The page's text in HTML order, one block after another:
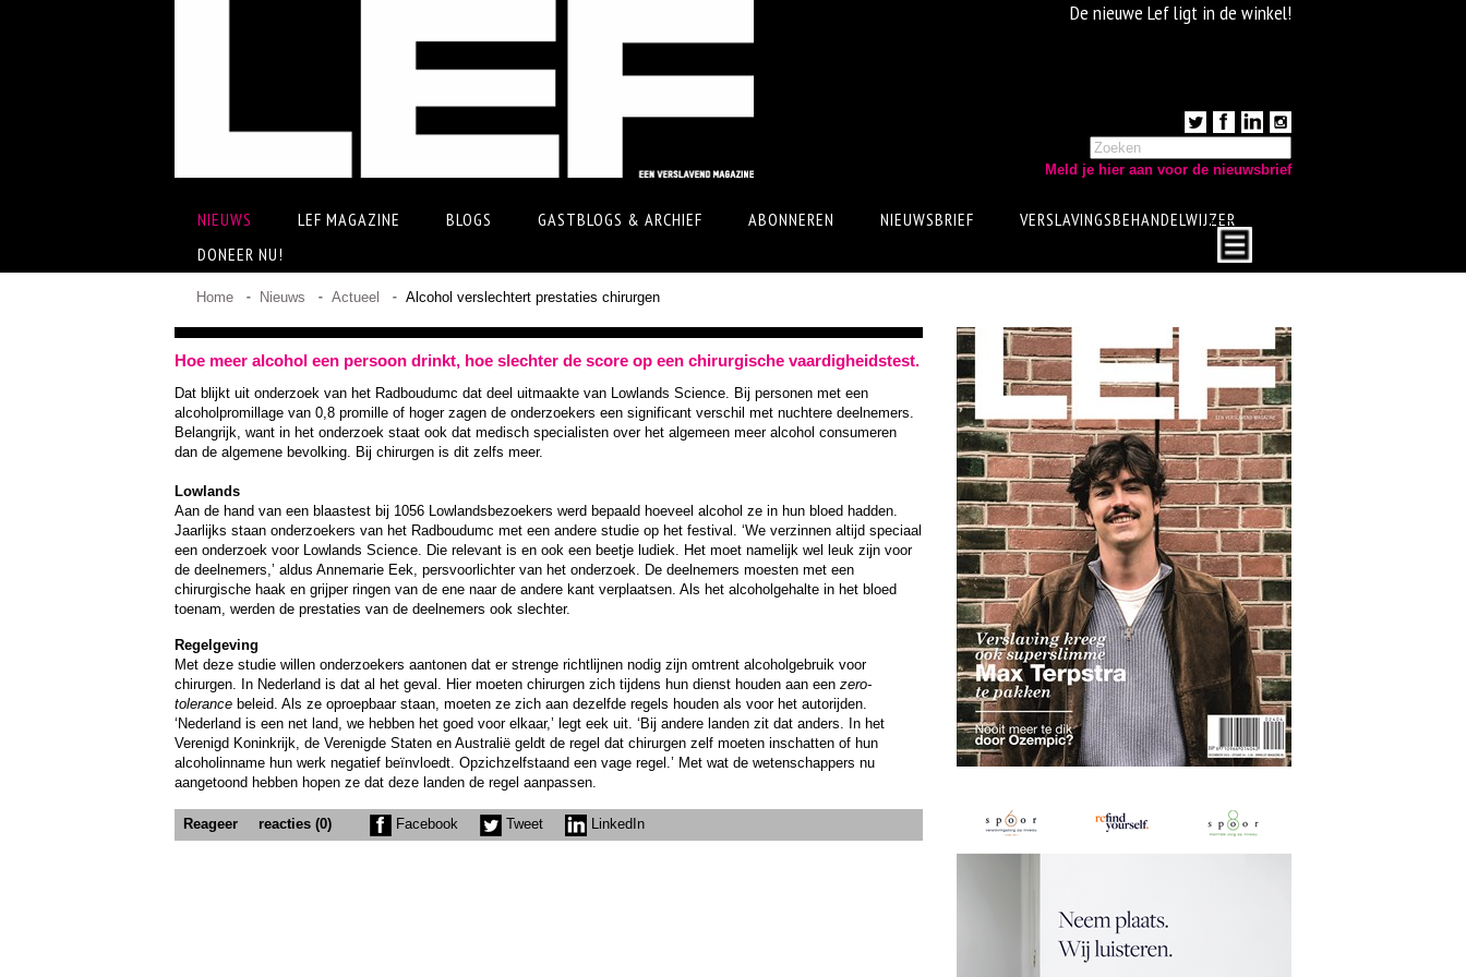
De nieuwe Lef ligt in de winkel!
Meld je hier aan voor de nieuwsbrief
NIEUWS LEF MAGAZINE BLOGS GASTBLOGS & ARCHIEF ABONNEREN NIEUWSBRIEF
VERSLAVINGSBEHANDELWIJZER
DONEER NU!
Home Nieuws Actueel Alcohol verslechtert prestaties chirurgen
Hoe meer alcohol een persoon drinkt, hoe slechter de score op een chirurgische vaardigheidstest.
Dat blijkt uit onderzoek van het Radboudumc dat deel uitmaakte van Lowlands Science. Bij personen met een
alcoholpromillage van 0,8 promille of hoger zagen de onderzoekers een significant verschil met nuchtere deelnemers.
Belangrijk, want in het onderzoek staat ook dat medisch specialisten over het algemeen meer alcohol consumeren
dan de algemene bevolking. Bij chirurgen is dit zelfs meer.
Lowlands
Aan de hand van een blaastest bij 1056 Lowlandsbezoekers werd bepaald hoeveel alcohol ze in hun bloed hadden.
Jaarlijks staan onderzoekers van het Radboudumc met een andere studie op het festival. ‘We verzinnen altijd speciaal
een onderzoek voor Lowlands Science. Die relevant is en ook een beetje ludiek. Het moet namelijk wel leuk zijn voor
de deelnemers,’ aldus Annemarie Eek, persvoorlichter van het onderzoek. De deelnemers moesten met een
chirurgische haak en grijper ringen van de ene naar de andere kant verplaatsen. Als het alcoholgehalte in het bloed
toenam, werden de prestaties van de deelnemers ook slechter.
Regelgeving
Met deze studie willen onderzoekers aantonen dat er strenge richtlijnen nodig zijn omtrent alcoholgebruik voor
chirurgen. In Nederland is dat al het geval. Hier moeten chirurgen zich tijdens hun dienst houden aan een zero-
tolerance beleid. Als ze oproepbaar staan, moeten ze zich aan dezelfde regels houden als voor het autorijden.
‘Nederland is een net land, we hebben het goed voor elkaar,’ legt eek uit. ‘Bij andere landen zit dat anders. In het
Verenigd Koninkrijk, de Verenigde Staten en Australië geldt de regel dat chirurgen zelf moeten inschatten of hun
alcoholinname hun werk negatief beïnvloedt. Opzichzelfstaand een vage regel.’ Met wat de wetenschappers nu
aangetoond hebben hopen ze dat deze landen de regel aanpassen.
Reageer reacties (0) Facebook Tweet LinkedIn